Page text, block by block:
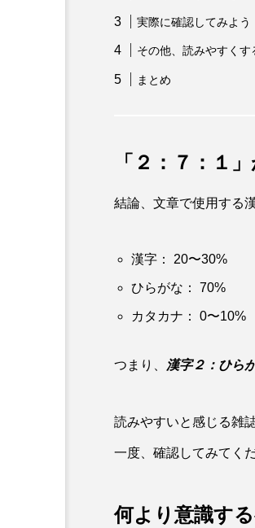
実際に確認してみよう
その他、読みやすくす
まとめ
「２：７：１
結論、文章で使用する
漢字： 20〜30%
ひらがな： 70%
カタカナ： 0〜10%
つまり、 漢字２：ひら
読みやすいと感じる雑
一度、確認してみてくだ
何より意識する